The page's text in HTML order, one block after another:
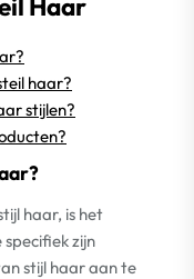
haar?
stijlen?
haar, is het
zijn
stijl haar aan te